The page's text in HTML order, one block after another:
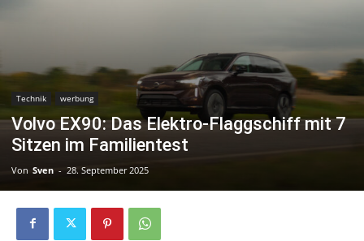
Technik werbung
Volvo EX90: Das Elektro-Flaggschiff mit 7
Sitzen im Familientest
Von Sven - 28. September 2025